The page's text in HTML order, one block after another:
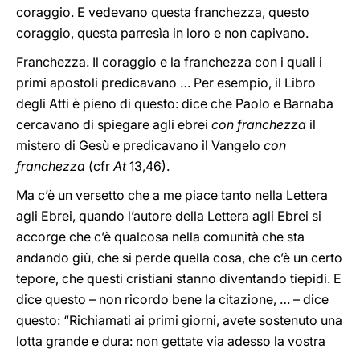
coraggio. E vedevano questa franchezza, questo
coraggio, questa parresìa in loro e non capivano.
Franchezza. Il coraggio e la franchezza con i quali i
primi apostoli predicavano … Per esempio, il Libro
degli Atti è pieno di questo: dice che Paolo e Barnaba
cercavano di spiegare agli ebrei con franchezza il
mistero di Gesù e predicavano il Vangelo con
franchezza (cfrAt13,46).
Ma c’è un versetto che a me piace tanto nella Lettera
agli Ebrei, quando l’autore della Lettera agli Ebrei si
accorge che c’è qualcosa nella comunità che sta
andando giù, che si perde quella cosa, che c’è un certo
tepore, che questi cristiani stanno diventando tiepidi. E
dice questo – non ricordo bene la citazione, … – dice
questo: “Richiamati ai primi giorni, avete sostenuto una
lotta grande e dura: non gettate via adesso la vostra